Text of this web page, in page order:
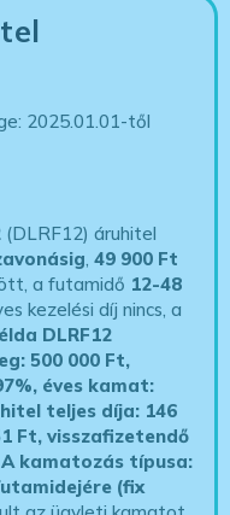
2025.01.01-től
(DLRF12) áruhitel
,49 900 Ft
a futamidő 12-48
kezelési díj nincs, a
DLRF12
500 000 Ft,
éves kamat:
hitel teljes díja: 146
Ft, visszafizetendő
A kamatozás típusa:
(fix